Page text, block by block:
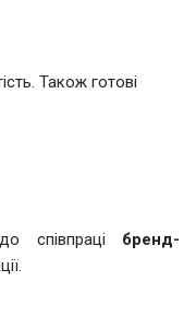
Також готові
співпраці бренд-